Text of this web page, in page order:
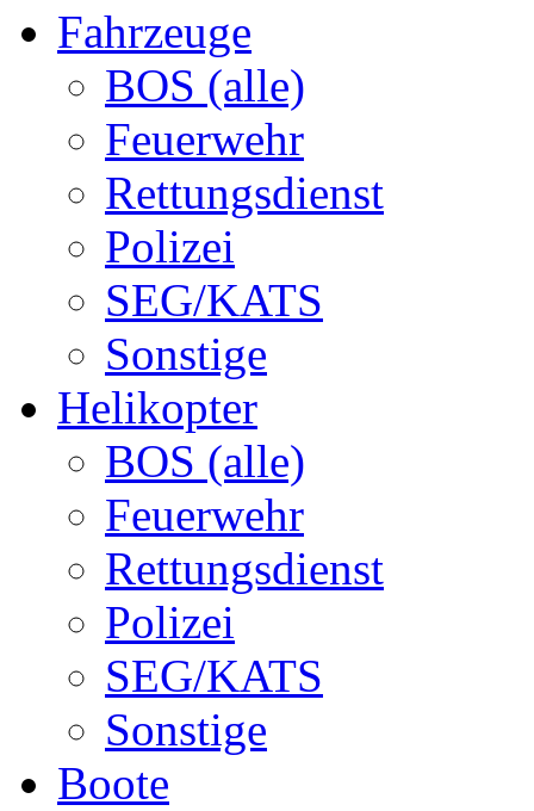
Fahrzeuge
BOS (alle)
Feuerwehr
Rettungsdienst
Polizei
SEG/KATS
Sonstige
Helikopter
BOS (alle)
Feuerwehr
Rettungsdienst
Polizei
SEG/KATS
Sonstige
Boote